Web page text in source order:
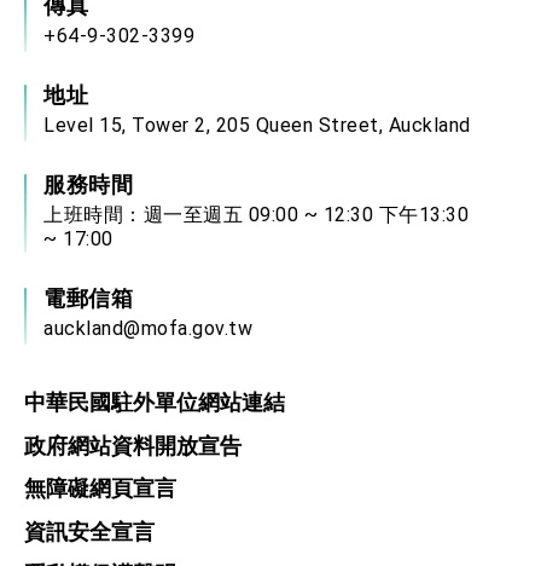
傳真
+64-9-302-3399
地址
Level 15, Tower 2, 205 Queen Street, Auckland
服務時間
上班時間：週一至週五 09:00 ~ 12:30 下午13:30
~ 17:00
電郵信箱
auckland@mofa.gov.tw
中華民國駐外單位網站連結
政府網站資料開放宣告
無障礙網頁宣言
資訊安全宣言